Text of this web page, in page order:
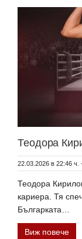
Теодора
22.03.2026 в 22:46 ч.
Теодора
кариера. Тя
Българката…
Виж повече